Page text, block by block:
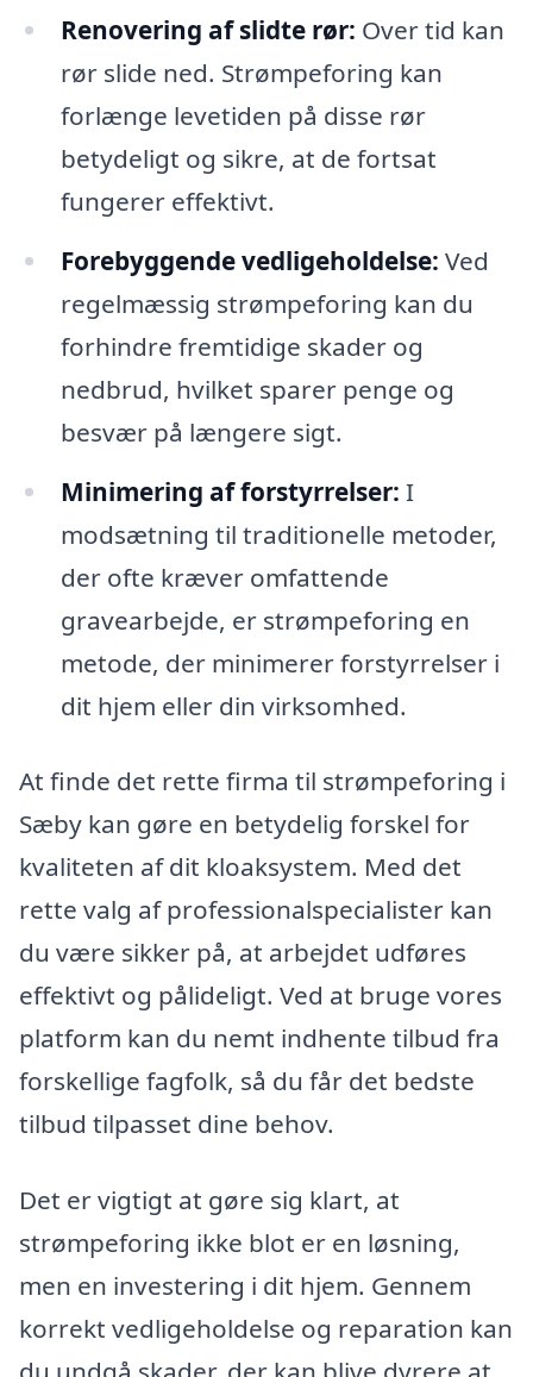
Renovering af slidte rør: Over tid kan
rør slide ned. Strømpeforing kan
forlænge levetiden på disse rør
betydeligt og sikre, at de fortsat
fungerer effektivt.
Forebyggende vedligeholdelse: Ved
regelmæssig strømpeforing kan du
forhindre fremtidige skader og
nedbrud, hvilket sparer penge og
besvær på længere sigt.
Minimering af forstyrrelser: I
modsætning til traditionelle metoder,
der ofte kræver omfattende
gravearbejde, er strømpeforing en
metode, der minimerer forstyrrelser i
dit hjem eller din virksomhed.
At finde det rette firma til strømpeforing i
Sæby kan gøre en betydelig forskel for
kvaliteten af dit kloaksystem. Med det
rette valg af professionalspecialister kan
du være sikker på, at arbejdet udføres
effektivt og pålideligt. Ved at bruge vores
platform kan du nemt indhente tilbud fra
forskellige fagfolk, så du får det bedste
tilbud tilpasset dine behov.
Det er vigtigt at gøre sig klart, at
strømpeforing ikke blot er en løsning,
men en investering i dit hjem. Gennem
korrekt vedligeholdelse og reparation kan